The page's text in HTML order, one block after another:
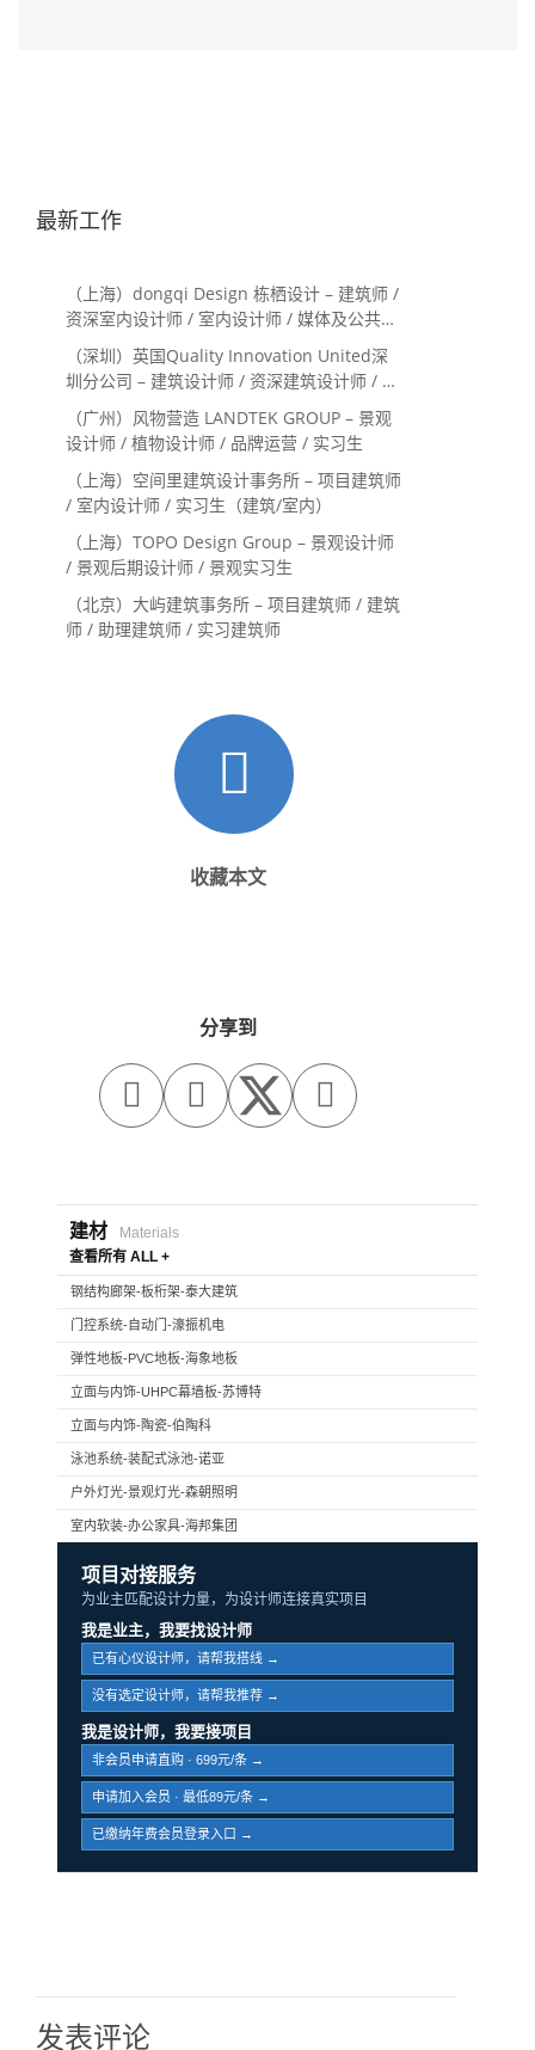
最新工作
（上海）dongqi Design 栋栖设计 – 建筑师 /
资深室内设计师 / 室内设计师 / 媒体及公共关
系主管 / 设计实习生（常年招聘）
（深圳）英国Quality Innovation United深
圳分公司 – 建筑设计师 / 资深建筑设计师 / 室
内设计师 / 设计实习生
（广州）风物营造 LANDTEK GROUP – 景观
设计师 / 植物设计师 / 品牌运营 / 实习生
（上海）空间里建筑设计事务所 – 项目建筑师
/ 室内设计师 / 实习生（建筑/室内）
（上海）TOPO Design Group – 景观设计师
/ 景观后期设计师 / 景观实习生
（北京）大屿建筑事务所 – 项目建筑师 / 建筑
师 / 助理建筑师 / 实习建筑师
收藏本文
分享到
  
建材
Materials
查看所有 ALL +
钢结构廊架-板桁架-泰大建筑
门控系统-自动门-濠振机电
弹性地板-PVC地板-海象地板
立面与内饰-UHPC幕墙板-苏博特
立面与内饰-陶瓷-伯陶科
泳池系统-装配式泳池-诺亚
户外灯光-景观灯光-森朝照明
室内软装-办公家具-海邦集团
项目对接服务
为业主匹配设计力量，为设计师连接真实项目
我是业主，我要找设计师
已有心仪设计师，请帮我搭线 →
没有选定设计师，请帮我推荐 →
我是设计师，我要接项目
非会员申请直购 · 699元/条 →
申请加入会员 · 最低89元/条 →
已缴纳年费会员登录入口 →
发表评论